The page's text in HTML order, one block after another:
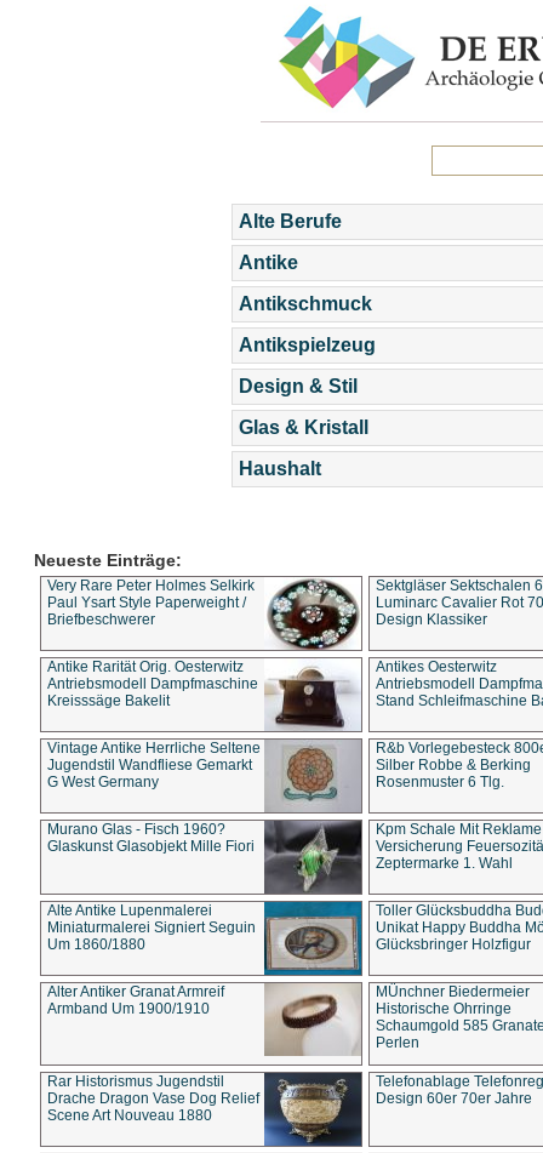
Alte Berufe
Antike
Antikschmuck
Antikspielzeug
Design & Stil
Glas & Kristall
Haushalt
Neueste Einträge:
Very Rare Peter Holmes Selkirk
Paul Ysart Style Paperweight /
Briefbeschwerer
Sektgläser Sektschalen
Luminarc Cavalier Rot
Design Klassiker
Antike Rarität Orig. Oesterwitz
Antriebsmodell Dampfmaschine
Kreisssäge Bakelit
Antikes Oesterwitz
Antriebsmodell
Stand Schleifmaschine
Vintage Antike Herrliche Seltene
Jugendstil Wandfliese Gemarkt
G West Germany
R&b Vorlegebesteck
Silber Robbe & Berking
Rosenmuster 6 Tlg.
Murano Glas - Fisch 1960?
Glaskunst Glasobjekt Mille Fiori
Kpm Schale Mit Reklame
Versicherung
Zeptermarke 1. Wahl
Alte Antike Lupenmalerei
Miniaturmalerei Signiert Seguin
Um 1860/1880
Toller Glücksbuddha
Unikat Happy Buddha
Glücksbringer Holzfigur
Alter Antiker Granat Armreif
Armband Um 1900/1910
MÜnchner Biedermeier
Historische Ohrringe
Schaumgold 585
Perlen
Rar Historismus Jugendstil
Drache Dragon Vase Dog Relief
Scene Art Nouveau 1880
Telefonablage
Design 60er 70er Jahre